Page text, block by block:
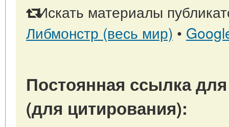
Искать материалы
Либмонстр (весь мир) •
Постоянная ссылка
(для цитирования):